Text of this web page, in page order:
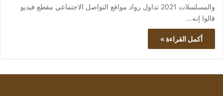
والمسلسلات 2021 تداول رواد مواقع التواصل الاجتماعي مقطع فيديو
قالوا إنه…
أكمل القراءة »